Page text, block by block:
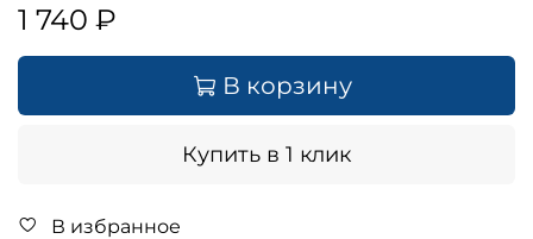
1 740 ₽
В корзину
Купить в 1 клик
В избранное